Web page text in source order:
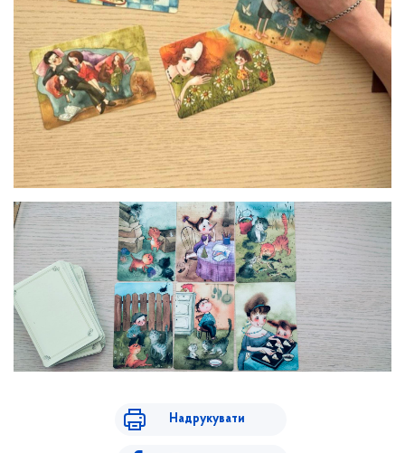
Надрукувати